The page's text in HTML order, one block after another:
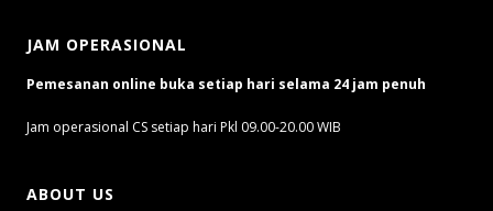
JAM OPERASIONAL
Pemesanan online buka setiap hari selama 24 jam penuh
Jam operasional CS setiap hari Pkl 09.00-20.00 WIB
ABOUT US